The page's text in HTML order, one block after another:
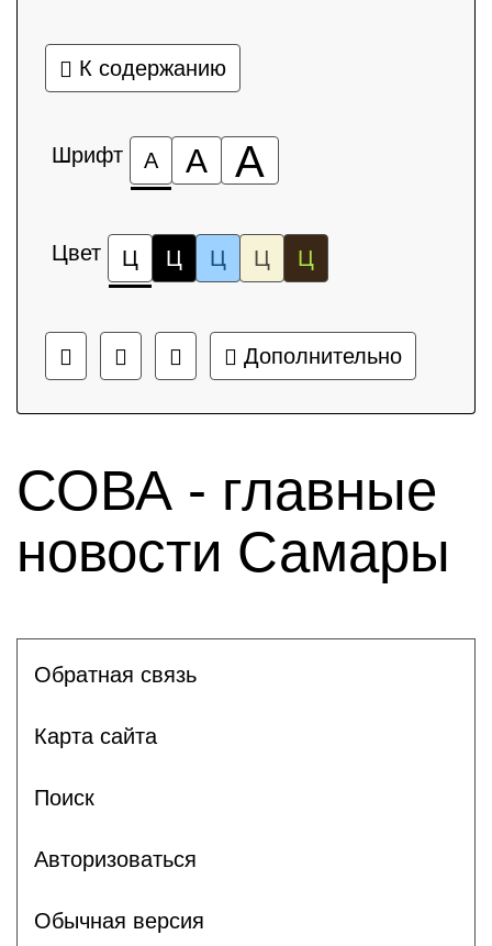
К содержанию
Шрифт А А А
Цвет Ц Ц Ц Ц Ц
Дополнительно
СОВА - главные
новости Самары
Обратная связь
Карта сайта
Поиск
Авторизоваться
Обычная версия